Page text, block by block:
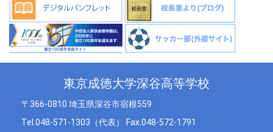
東京成徳大学深谷高等学校
〒366-0810 埼玉県深谷市宿根559
Tel.048-571-1303（代表） Fax.048-572-1791